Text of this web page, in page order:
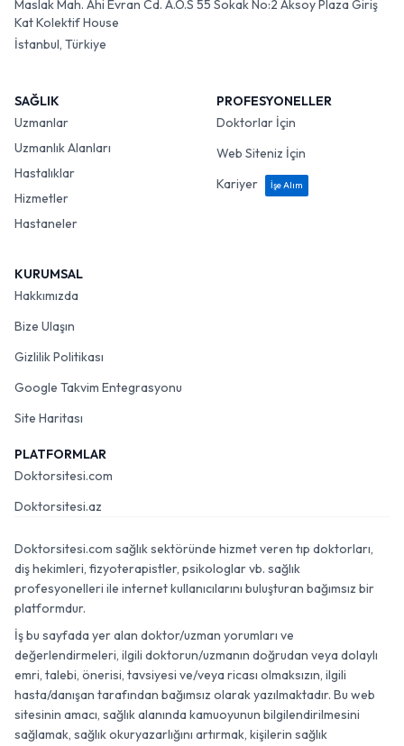
Maslak Mah. Ahi Evran Cd. A.O.S 55 Sokak No:2 Aksoy Plaza Giriş
Kat Kolektif House
İstanbul, Türkiye
SAĞLIK
Uzmanlar
Uzmanlık Alanları
Hastalıklar
Hizmetler
Hastaneler
PROFESYONELLER
Doktorlar İçin
Web Siteniz İçin
Kariyer
İşe Alım
KURUMSAL
Hakkımızda
Bize Ulaşın
Gizlilik Politikası
Google Takvim Entegrasyonu
Site Haritası
PLATFORMLAR
Doktorsitesi.com
Doktorsitesi.az
Doktorsitesi.com sağlık sektöründe hizmet veren tıp doktorları,
diş hekimleri, fizyoterapistler, psikologlar vb. sağlık
profesyonelleri ile internet kullanıcılarını buluşturan bağımsız bir
platformdur.
İş bu sayfada yer alan doktor/uzman yorumları ve
değerlendirmeleri, ilgili doktorun/uzmanın doğrudan veya dolaylı
emri, talebi, önerisi, tavsiyesi ve/veya ricası olmaksızın, ilgili
hasta/danışan tarafından bağımsız olarak yazılmaktadır. Bu web
sitesinin amacı, sağlık alanında kamuoyunun bilgilendirilmesini
sağlamak, sağlık okuryazarlığını artırmak, kişilerin sağlık